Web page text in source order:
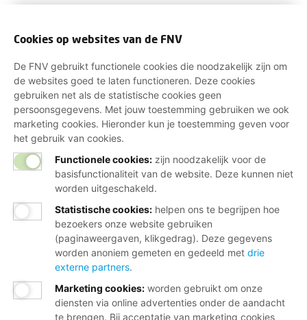
Cookies op websites van de FNV
De FNV gebruikt functionele cookies die noodzakelijk zijn om
de websites goed te laten functioneren. Deze cookies
gebruiken net als de statistische cookies geen
persoonsgegevens. Met jouw toestemming gebruiken we ook
marketing cookies. Hieronder kun je toestemming geven voor
het gebruik van cookies.
Functionele cookies: zijn noodzakelijk voor de
basisfunctionaliteit van de website. Deze kunnen niet
worden uitgeschakeld.
Statistische cookies: helpen ons te begrijpen hoe
bezoekers onze website gebruiken
(paginaweergaven, klikgedrag). Deze gegevens
worden anoniem gemeten en gedeeld met drie
externe partners.
Marketing cookies: worden gebruikt om onze
diensten via online advertenties onder de aandacht
te brengen. Bij acceptatie van marketing cookies